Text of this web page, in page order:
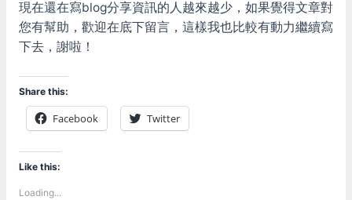
現在還在寫blog分享資訊的人越來越少，如果覺得文章對
您有幫助，歡迎在底下留言，這樣我也比較有動力繼續寫
下去，謝啦！
Share this:
Facebook Twitter
Like this:
Loading...